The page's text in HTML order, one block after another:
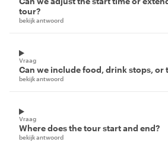
tour?
bekijk antwoord
Vraag
Can we include food, drink stops, or
bekijk antwoord
Vraag
Where does the tour start and end?
bekijk antwoord